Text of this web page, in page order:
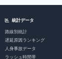
統計データ
路線別統計
遅延原因ランキング
人身事故データ
ラッシュ時間帯